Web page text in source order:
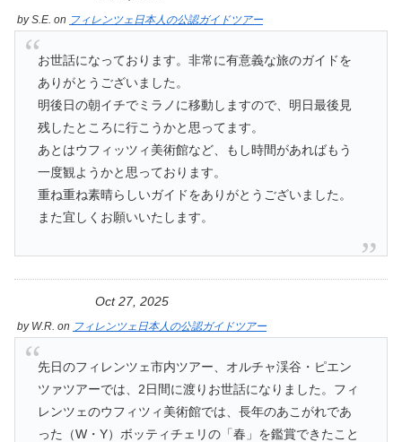
byS.E. on フィレンツェ日本人の公認ガイドツアー
お世話になっております。非常に有意義な旅のガイドを
ありがとうございました。
明後日の朝イチでミラノに移動しますので、明日最後見
残したところに行こうかと思ってます。
あとはウフィッツィ美術館など、もし時間があればもう
一度観ようかと思っております。
重ね重ね素晴らしいガイドをありがとうございました。
また宜しくお願いいたします。
Oct 27, 2025
by W.R. on フィレンツェ日本人の公認ガイドツアー
先日のフィレンツェ市内ツアー、オルチャ渓谷・ピエン
ツァツアーでは、2日間に渡りお世話になりました。フィ
レンツェのウフィツィ美術館では、長年のあこがれであ
った（W・Y）ボッティチェリの「春」を鑑賞できたこと